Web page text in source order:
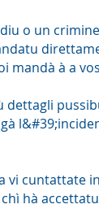
o un
mandà à a
vi cuntattate
hà